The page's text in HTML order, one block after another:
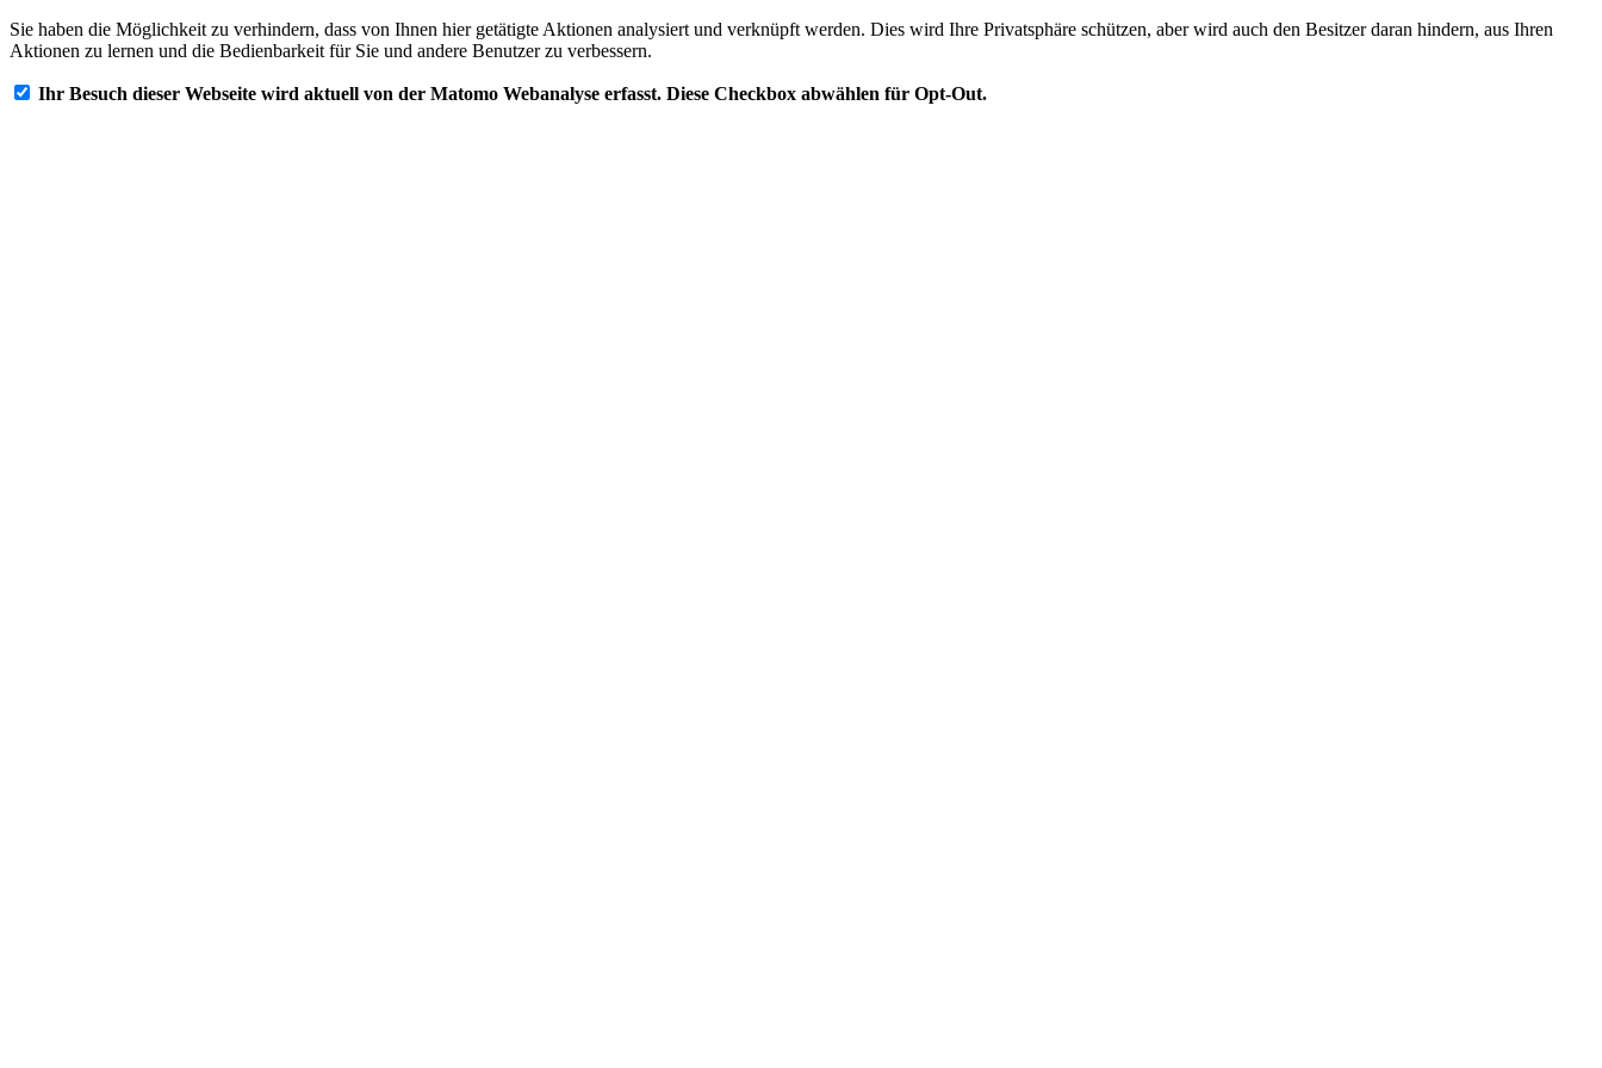
Sie haben die Möglichkeit zu verhindern, dass von Ihnen hier getätigte Aktionen analysiert und verknüpft werden. Dies wird Ihre Privatsphäre schützen, aber wird auch den Besitzer daran hindern, aus Ihren
Aktionen zu lernen und die Bedienbarkeit für Sie und andere Benutzer zu verbessern.
Ihr Besuch dieser Webseite wird aktuell von der Matomo Webanalyse erfasst. Diese Checkbox abwählen für Opt-Out.